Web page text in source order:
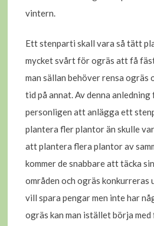
vintern.
Ett stenparti skall vara så tätt
mycket svårt för ogräs att få
man sällan behöver rensa ogräs
tid på annat. Av denna
personligen att anlägga ett
plantera fler plantor än skulle
att plantera flera plantor av
kommer de snabbare att täcka
områden och ogräs konkurreras
vill spara pengar men inte har
ogräs kan man istället börja